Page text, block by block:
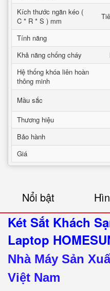
Kích thước ngăn kéo (
C * R * S ) mm
Tính năng
Khả năng chống cháy
Hệ thống khóa liên hoàn
thông minh
Mầu sắc
Thương hiệu
Bảo hành
Giá
Nổi bật
Két Sắt Khách
Laptop
Nhà Máy Sản
Việt Nam